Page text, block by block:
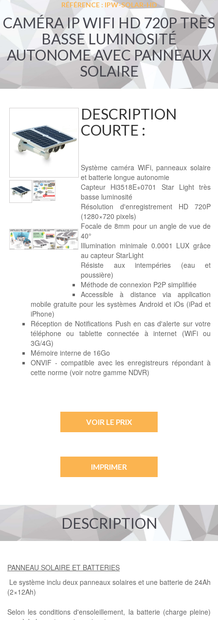
RÉFÉRENCE : IPW-SOLAR-HD
CAMÉRA IP WIFI HD 720P TRÈS
BASSE LUMINOSITÉ
AUTONOME AVEC PANNEAUX
SOLAIRE
DESCRIPTION
COURTE :
Système caméra WiFi, panneaux solaire
et batterie longue autonomie
Capteur Hi3518E+0701 Star Light très
basse luminosité
Résolution d'enregistrement HD 720P
(1280×720 pixels)
Focale de 8mm pour un angle de vue de
40°
Illumination minimale 0.0001 LUX grâce
au capteur StarLight
Résiste aux intempéries (eau et
poussière)
Méthode de connexion P2P simplifiée
Accessible à distance via application
mobile gratuite pour les systèmes Android et iOs (iPad et
iPhone)
Réception de Notifications Push en cas d'alerte sur votre
téléphone ou tablette connectée à internet (WiFi ou
3G/4G)
Mémoire interne de 16Go
ONVIF - compatible avec les enregistreurs répondant à
cette norme (voir notre gamme NDVR)
VOIR LE PRIX
IMPRIMER
DESCRIPTION
PANNEAU SOLAIRE ET BATTERIES
Le système inclu deux panneaux solaires et une batterie de 24Ah
(2×12Ah)
Selon les conditions d'ensoleillement, la batterie (charge pleine)